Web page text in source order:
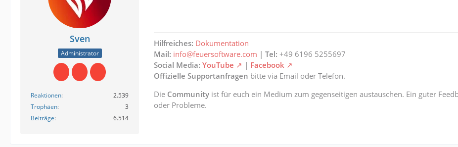
Sven
Administrator
Reaktionen
2.539
Trophäen
3
Beiträge
6.514
Hilfreiches: Dokumentation
Mail: info@feuersoftware.com | Tel: +49 6196 5255697
Social Media: YouTube | Facebook
Offizielle Supportanfragen bitte via Email oder Telefon.
Die Community ist für euch ein Medium zum gegenseitigen austauschen. Ein guter
oder Probleme.